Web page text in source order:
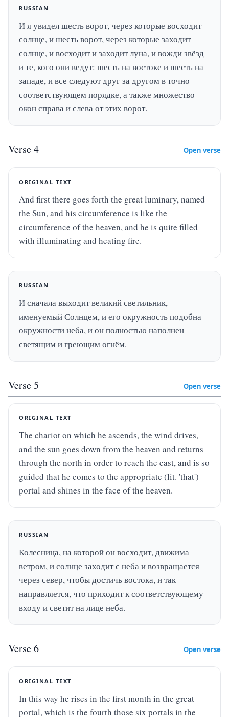
RUSSIAN
И я увидел шесть ворот, через которые восходит
солнце, и шесть ворот, через которые заходит
солнце, и восходит и заходит луна, и вожди звёзд
и те, кого они ведут: шесть на востоке и шесть на
западе, и все следуют друг за другом в точно
соответствующем порядке, а также множество
окон справа и слева от этих ворот.
Verse4 Open verse
ORIGINAL TEXT
And first there goes forth the great luminary, named
the Sun, and his circumference is like the
circumference of the heaven, and he is quite filled
with illuminating and heating fire.
RUSSIAN
И сначала выходит великий светильник,
именуемый Солнцем, и его окружность подобна
окружности неба, и он полностью наполнен
светящим и греющим огнём.
Verse5 Open verse
ORIGINAL TEXT
The chariot on which he ascends, the wind drives,
and the sun goes down from the heaven and returns
through the north in order to reach the east, and is so
guided that he comes to the appropriate (lit. 'that')
portal and shines in the face of the heaven.
RUSSIAN
Колесница, на которой он восходит, движима
ветром, и солнце заходит с неба и возвращается
через север, чтобы достичь востока, и так
направляется, что приходит к соответствующему
входу и светит на лице неба.
Verse6 Open verse
ORIGINAL TEXT
In this way he rises in the first month in the great
portal, which is the fourth those six portals in the